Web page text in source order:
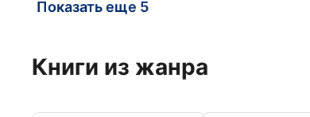
Показать еще 5
Книги из жанра